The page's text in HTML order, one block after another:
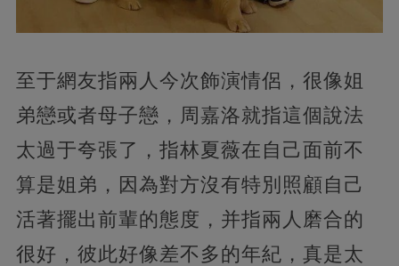
至于網友指兩人今次飾演情侶，很像姐
弟戀或者母子戀，周嘉洛就指這個說法
太過于夸張了，指林夏薇在自己面前不
算是姐弟，因為對方沒有特別照顧自己
活著擺出前輩的態度，并指兩人磨合的
很好，彼此好像差不多的年紀，真是太